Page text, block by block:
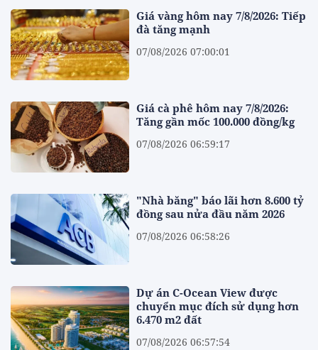
Giá vàng hôm nay 7/8/2026: Tiếp
đà tăng mạnh
07/08/2026 07:00:01
Giá cà phê hôm nay 7/8/2026:
Tăng gần mốc 100.000 đồng/kg
07/08/2026 06:59:17
"Nhà băng" báo lãi hơn 8.600 tỷ
đồng sau nửa đầu năm 2026
07/08/2026 06:58:26
Dự án C-Ocean View được
chuyển mục đích sử dụng hơn
6.470 m2 đất
07/08/2026 06:57:54